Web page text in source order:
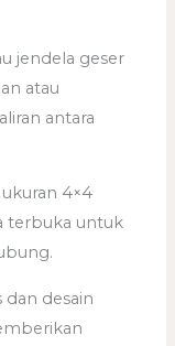
jendela geser
atau
antara
4×4
terbuka untuk
dan desain